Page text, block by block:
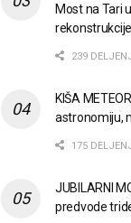
Most na Tari
239
KIŠA
astronomiju,
175
JUBILARNI
predvode